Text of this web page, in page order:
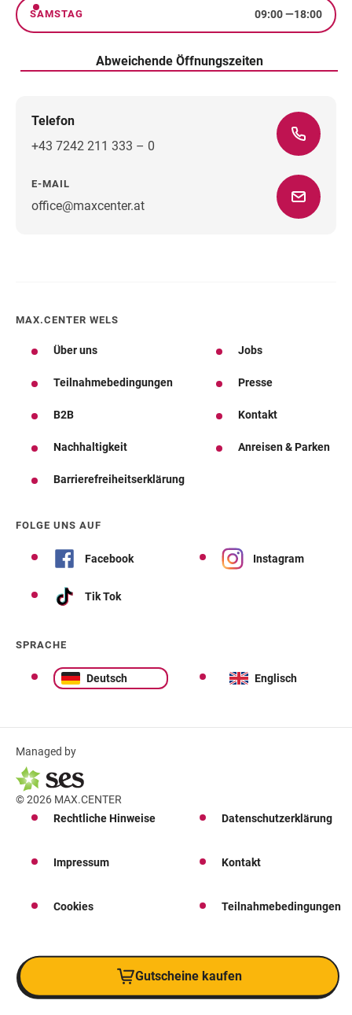
Samstag
SAMSTAG 09:00—18:00
Abweichende Öffnungszeiten
Telefon
+43 7242 211 333 – 0
E-MAIL
office@maxcenter.atWegbeschreibung
MAX.CENTER WELS
Über uns Jobs
Teilnahmebedingungen Presse
B2B Kontakt
Nachhaltigkeit Anreisen & Parken
Barrierefreiheitserklärung
FOLGE UNS AUF
Facebook Instagram
Tik Tok
SPRACHE
Deutsch Englisch
Managed by
© 2026 MAX.CENTER
Rechtliche Hinweise
Datenschutzerklärung
Impressum Kontakt
Cookies Teilnahmebedingungen
Gutscheine kaufen